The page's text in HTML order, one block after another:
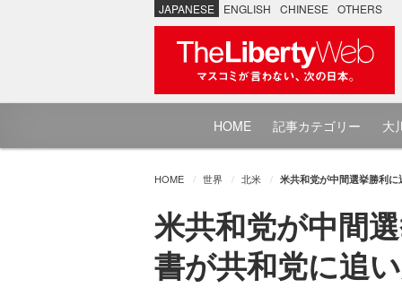
JAPANESE ENGLISH CHINESE OTHERS
HOME 記事カテゴリー 大
HOME 世界 北米 米共和党が中間選挙勝利
米共和党が中間
書が共和党に追